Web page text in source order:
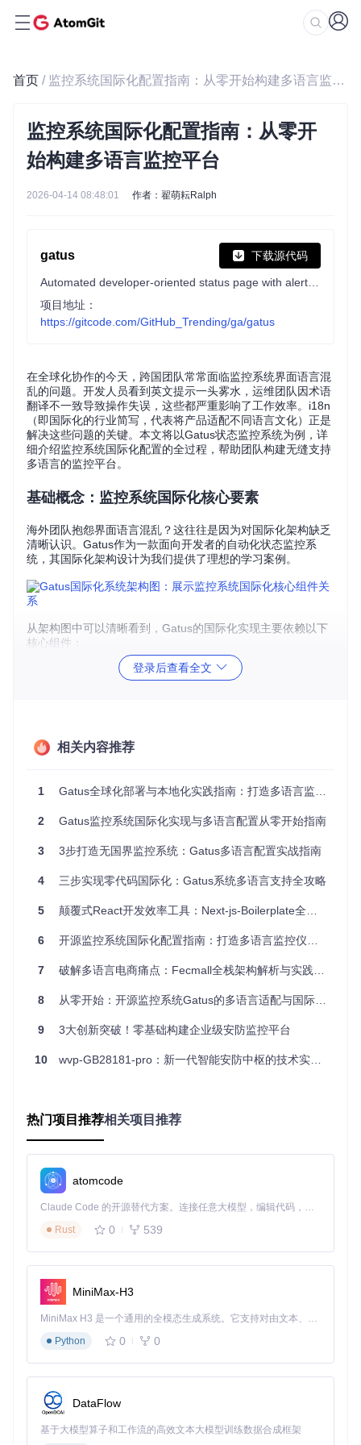
首页 / 监控系统国际化配置指南：从零开始构建多语言监控平台
监控系统国际化配置指南：从零开
始构建多语言监控平台
2026-04-14 08:48:01 作者：翟萌耘Ralph
gatus 下载源代码
项目地址：
https://gitcode.com/GitHub_Trending/ga/gatus
在全球化协作的今天，跨国团队常常面临监控系统界面语言混
乱的问题。开发人员看到英文提示一头雾水，运维团队因术语
翻译不一致导致操作失误，这些都严重影响了工作效率。i18n
（即国际化的行业简写，代表将产品适配不同语言文化）正是
解决这些问题的关键。本文将以Gatus状态监控系统为例，详
细介绍监控系统国际化配置的全过程，帮助团队构建无缝支持
多语言的监控平台。
基础概念：监控系统国际化核心要素
海外团队抱怨界面语言混乱？这往往是因为对国际化架构缺乏
清晰认识。Gatus作为一款面向开发者的自动化状态监控系
统，其国际化架构设计为我们提供了理想的学习案例。
从架构图中可以清晰看到，Gatus的国际化实现主要依赖以下
核心组件：
：负责多语言界面渲染，通过配置文件动态加载不同
监控系统国际化与普通应用的最大区别在于：不仅需要翻译静
界面元素与业务逻辑的解耦，为多语言支持奠定了坚实基础。
[!TIP]国际化校验清单
[ ] 系统是否支持至少两种以上语言切换
[ ] 动态生成内容是否支持多语言格式化
配置文件路径混乱？不知道从何下手修改语言设置？Gatus的
国际化配置采用分层设计，让多语言适配变得简单直观。以下
是否需要修改页面标题和描述？
└─ 否 → 是否需要自定义导航按钮？
核心配置文件解析
config/ui/ui.go
题、描述等基础文本
const (
    defaultTitle                =
"Health Dashboard |
    defaultDescription          =
"Gatus is an advanced
    defaultDashboardHeading     =
    defaultDashboardSubheading  =
现多语言自定义
中文界面配置实操
容：
登录后查看全文
相关内容推荐
1 Gatus全球化部署与本地化实践指南：打造多语言监控系统
2 Gatus监控系统国际化实现与多语言配置从零开始指南
3 3步打造无国界监控系统：Gatus多语言配置实战指南
4 三步实现零代码国际化：Gatus系统多语言支持全攻略
5 颠覆式React开发效率工具：Next-js-Boilerplate全解析
6 开源监控系统国际化配置指南：打造多语言监控仪表板
7 破解多语言电商痛点：Fecmall全栈架构解析与实践指南
8 从零开始：开源监控系统Gatus的多语言适配与国际化实践指南
9 3大创新突破！零基础构建企业级安防监控平台
10 wvp-GB28181-pro：新一代智能安防中枢的技术实践与价值解析
热门项目推荐相关项目推荐
atomcode
Claude Code 的开源替代方案。连接任意大模型，编辑代码，运行命令，自动验证 — 全自动执行。用 Rust 构建，极致性能。 ｜ An open-source alternative to Claude Code. Connect any LLM, edit code, run commands, and verify changes — autonomously. Built in Rust for speed. Get Started
Rust
0 539
MiniMax-H3
MiniMax H3 是一个通用的全模态生成系统。它支持对由文本、图像、视频和音频组成的多模态上下文进行统一理解，并能生成分辨率高达 2K、时长可达 15 秒的带原生立体声音频的视频。得益于面向任务泛化的系统设计，H3 在预训练阶段就已具备广泛的多模态上下文理解与生成能力，能够出色地执行复杂的多模态指令。
Python
0 0
DataFlow
基于大模型算子和工作流的高效文本大模型训练数据合成框架